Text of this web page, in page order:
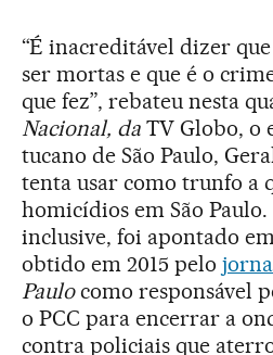
“É inacreditável dizer
ser mortas e que é o
que fez”, rebateu nesta
Nacional, da TV Globo, o
tucano de São Paulo,
tenta usar como trunfo a
homicídios em São Paulo.
inclusive, foi apontado
obtido em 2015 pelo
Paulocomo responsável
o PCC para encerrar a
contra policiais que